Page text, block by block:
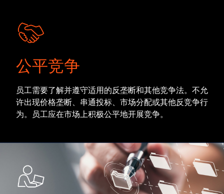
公平竞争
员工需要了解并遵守适用的反垄断和其他竞争法。不允
许出现价格垄断、串通投标、市场分配或其他反竞争行
为。员工应在市场上积极公平地开展竞争。